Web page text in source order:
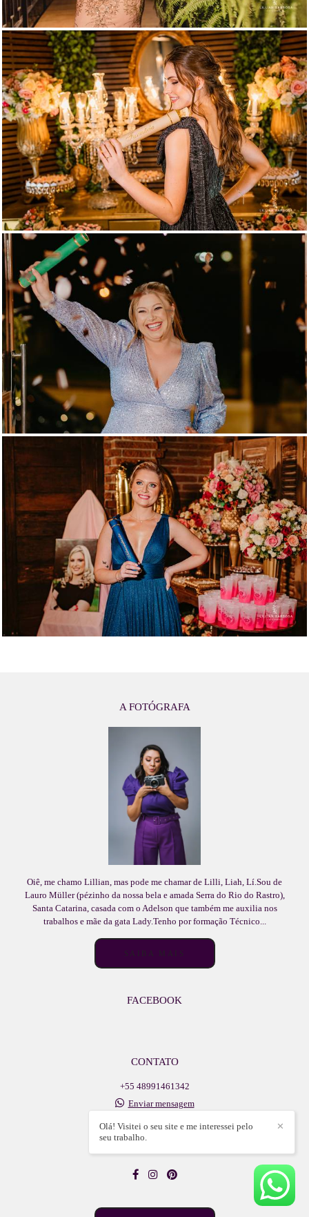
A FOTÓGRAFA
Oiê, me chamo Lillian, mas pode me chamar de Lilli, Liah, Lí.Sou de
Lauro Müller (pézinho da nossa bela e amada Serra do Rio do Rastro),
Santa Catarina, casada com o Adelson que também me auxilia nos
trabalhos e mãe da gata Lady.Tenho por formação Técnico...
SAIBA MAIS
FACEBOOK
CONTATO
+55 48991461342
Enviar mensagem
Walter Vetterli, 609, sala - centro
Lauro Muller / SC
✕
Olá! Visitei o seu site e me interessei pelo
seu trabalho.